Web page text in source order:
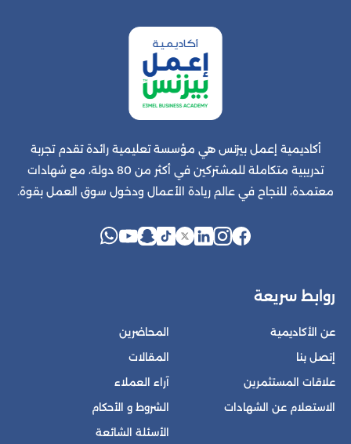
أكاديمية إعمل بيزنس هي مؤسسة تعليمية رائدة تقدم تجربة
تدريبية متكاملة للمشتركين في أكثر من 80 دولة، مع شهادات
معتمدة، للنجاح في عالم ريادة الأعمال ودخول سوق العمل بقوة.
روابط سريعة
عن الأكاديمية
إتصل بنا
علاقات المستثمرين
الاستعلام عن الشهادات
المحاضرين
المقالات
آراء العملاء
الشروط و الأحكام
الأسئلة الشائعة